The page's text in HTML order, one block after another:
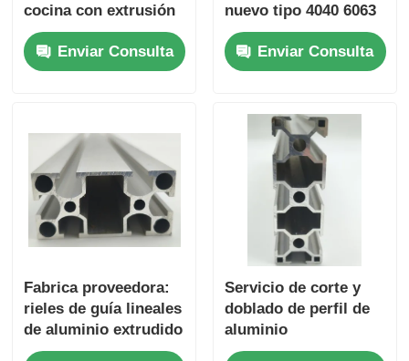
cocina con extrusión
de perfiles de
aluminio de la serie
6000 hechos a medida
doblar y cortar
ventanas.
Enviar Consulta
nuevo tipo 4040 6063
T5 perfiles de
aluminio hechos a
medida en China,
de aluminio
extrudidos
Enviar Consulta
Fabrica proveedora:
rieles de guía lineales
de aluminio extrudido
de perfiles
Servicio de corte y
doblado de perfil de
aluminio
personalizado con